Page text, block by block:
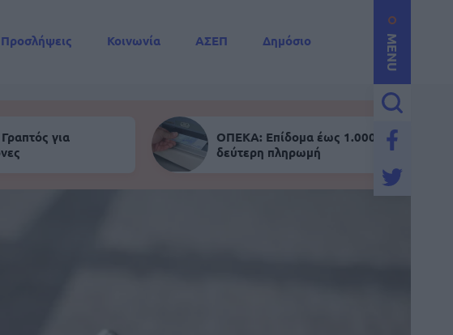
MENU
Προσλήψεις Κοινωνία ΑΣΕΠ
Δημόσιο
για
ΟΠΕΚΑ: Επίδομα έως 1.000 ευρώ -
δεύτερη πληρωμή